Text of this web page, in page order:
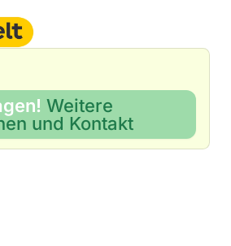
Weitere
und Kontakt